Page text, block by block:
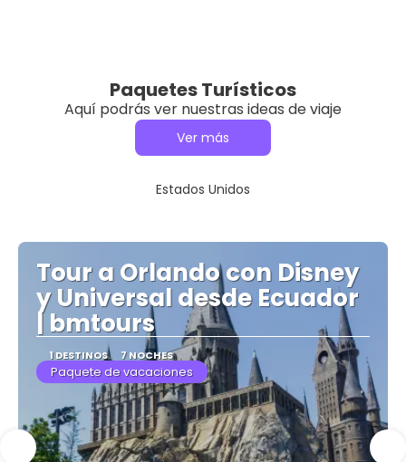
Paquetes Turísticos
Aquí podrás ver nuestras ideas de viaje
Ver más
Estados Unidos
Tour a Orlando con Disney
y Universal desde Ecuador
| bmtours
1 DESTINOS 7 NOCHES
Paquete de vacaciones